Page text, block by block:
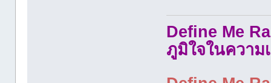
Define Me
ภูมิใจในความ